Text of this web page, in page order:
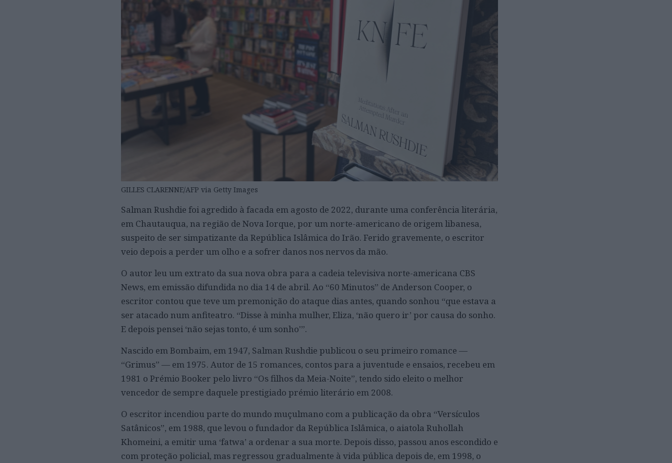
GILLES CLARENNE/AFP via Getty Images
Salman Rushdie foi agredido à facada em agosto de 2022, durante uma conferência literária,
em Chautauqua, na região de Nova Iorque, por um norte-americano de origem libanesa,
suspeito de ser simpatizante da República Islâmica do Irão. Ferido gravemente, o escritor
veio depois a perder um olho e a sofrer danos nos nervos da mão.
O autor leu um extrato da sua nova obra para a cadeia televisiva norte-americana CBS
News, em emissão difundida no dia 14 de abril. Ao “60 Minutos” de Anderson Cooper, o
escritor contou que teve um premonição do ataque dias antes, quando sonhou “que estava a
ser atacado num anfiteatro. “Disse à minha mulher, Eliza, ‘não quero ir’ por causa do sonho.
E depois pensei ‘não sejas tonto, é um sonho'”.
Nascido em Bombaim, em 1947, Salman Rushdie publicou o seu primeiro romance —
“Grimus” — em 1975. Autor de 15 romances, contos para a juventude e ensaios, recebeu em
1981 o Prémio Booker pelo livro “Os filhos da Meia-Noite”, tendo sido eleito o melhor
vencedor de sempre daquele prestigiado prémio literário em 2008.
O escritor incendiou parte do mundo muçulmano com a publicação da obra “Versículos
Satânicos”, em 1988, que levou o fundador da República Islâmica, o aiatola Ruhollah
Khomeini, a emitir uma ‘fatwa’ a ordenar a sua morte. Depois disso, passou anos escondido e
com proteção policial, mas regressou gradualmente à vida pública depois de, em 1998, o